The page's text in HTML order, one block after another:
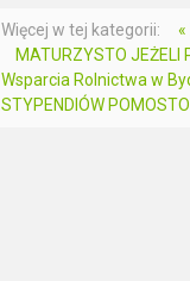
Więcej w tej kategorii:
MATURZYSTO JEŻELI
Wsparcia Rolnictwa w
STYPENDIÓW